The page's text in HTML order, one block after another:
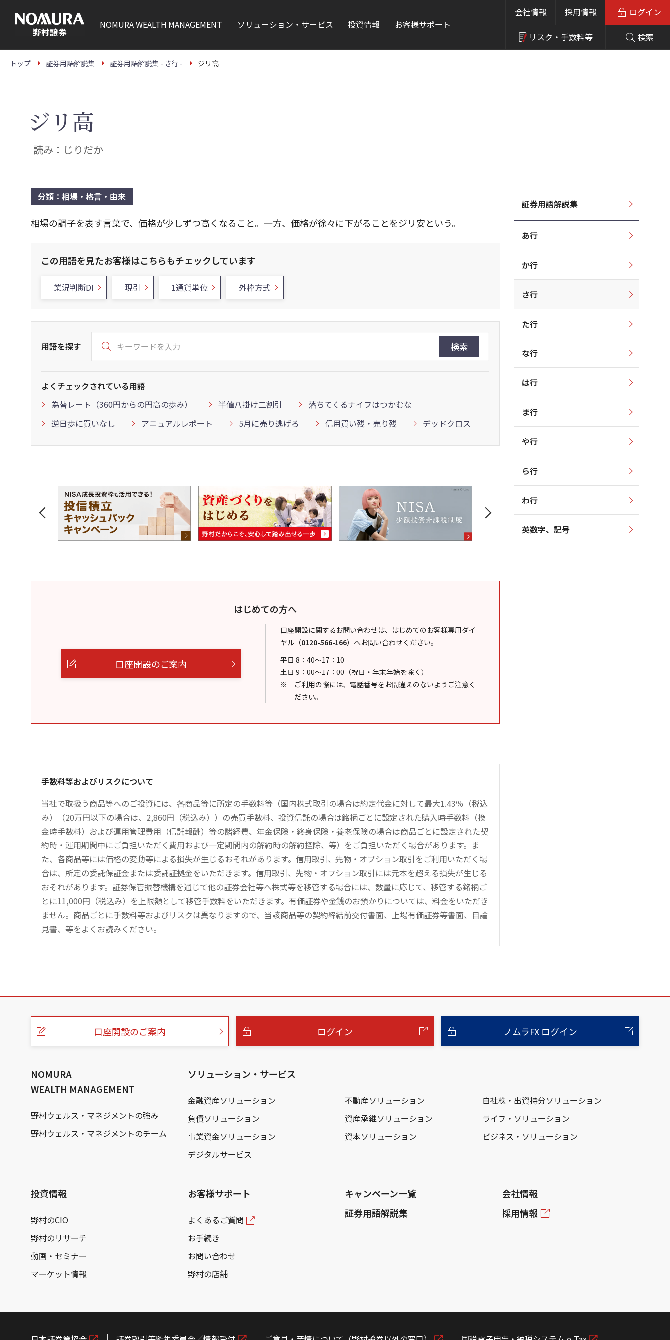
本
NOMURAWEALTH MANAGEMENT ソリューション・サービス 投資情報 お客様サポート
会社情報 採用情報
リスク・ 手数料等 検索
ログイン
トップ 証券用語解説集 証券用語解説集 - さ行 - ジリ高
ジリ高
読み：じりだか
分類：相場・格言・由来
相場の調子を表す言葉で、価格が少しずつ高くなること。一方、価格が徐々に下がることをジリ安という。
この用語を見たお客様はこちらもチェックしています
業況判断DI 現引 1通貨単位 外枠方式
用語を探す 検索
よくチェックされている用語
為替レート（360円からの円高の歩み）
半値八掛け二割引
落ちてくるナイフはつかむな
逆日歩に買いなし
アニュアルレポート 5月に売り逃げろ 信用買い残・売り残 デッドクロス
はじめての方へ
口座開設のご案内
口座開設に関するお問い合わせは、はじめてのお客様専用ダイ
ヤル （0120-566-166） へお問い合わせください。
平日 8：40～17：10
土日 9：00～17：00（祝日・年末年始を除く）
ご利用の際には、電話番号をお間違えのないようご注意く
ださい。
手数料等およびリスクについて
当社で取扱う商品等へのご投資には、各商品等に所定の手数料等（国内株式取引の場合は約定代金に対して最大1.43％（税込
み）（20万円以下の場合は、2,860円（税込み））の売買手数料、投資信託の場合は銘柄ごとに設定された購入時手数料（換
金時手数料）および運用管理費用（信託報酬）等の諸経費、年金保険・終身保険・養老保険の場合は商品ごとに設定された契
約時・運用期間中にご負担いただく費用および一定期間内の解約時の解約控除、等）をご負担いただく場合があります。ま
た、各商品等には価格の変動等による損失が生じるおそれがあります。信用取引、先物・オプション取引をご利用いただく場
合は、所定の委託保証金または委託証拠金をいただきます。信用取引、先物・オプション取引には元本を超える損失が生じる
おそれがあります。証券保管振替機構を通じて他の証券会社等へ株式等を移管する場合には、数量に応じて、移管する銘柄ご
とに11,000円（税込み）を上限額として移管手数料をいただきます。有価証券や金銭のお預かりについては、料金をいただき
ません。商品ごとに手数料等およびリスクは異なりますので、当該商品等の契約締結前交付書面、上場有価証券等書面、目論
見書、等をよくお読みください。
証券用語解説集
あ行
か行
さ行
た行
な行
は行
ま行
や行
ら行
わ行
英数字、記号
こ
口座開設のご案内 ログイン ノムラFX ログイン
NOMURA
WEALTH MANAGEMENT
野村ウェルス・マネジメントの強み
野村ウェルス・マネジメントのチーム
ソリューション・サービス
金融資産ソリューション 不動産ソリューション
自社株・出資持分ソリューション
負債ソリューション
資産承継ソリューション
ライフ・ソリューション
事業資金ソリューション
資本ソリューション
ビジネス・ソリューション
デジタルサービス
投資情報
野村のCIO
野村のリサーチ
動画・セミナー
マーケット情報
お客様サポート
よくあるご質問
お手続き
お問い合わせ
野村の店舗
キャンペーン一覧
証券用語解説集
会社情報
採用情報